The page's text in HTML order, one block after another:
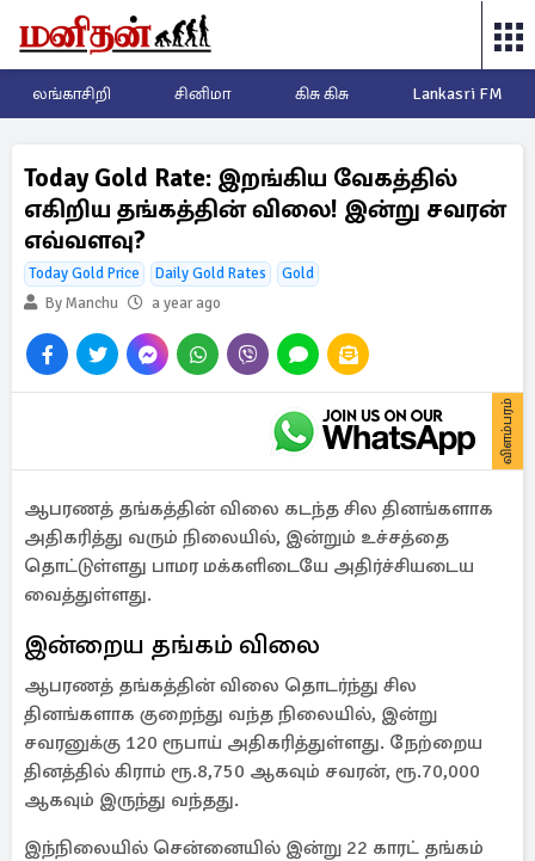
லங்காசிறி சினிமா கிசு கிசு Lankasri FM
Today Gold Rate: இறங்கிய வேகத்தில்
எகிறிய தங்கத்தின் விலை! இன்று சவரன்
எவ்வளவு?
Today Gold Price Daily Gold Rates
Gold
By Manchu
a year ago
விளம்பரம்
ஆபரணத் தங்கத்தின் விலை கடந்த சில தினங்களாக
அதிகரித்து வரும் நிலையில், இன்றும் உச்சத்தை
தொட்டுள்ளது பாமர மக்களிடையே அதிர்ச்சியடைய
வைத்துள்ளது.
இன்றைய தங்கம் விலை
ஆபரணத் தங்கத்தின் விலை தொடர்ந்து சில
தினங்களாக குறைந்து வந்த நிலையில், இன்று
சவரனுக்கு 120 ரூபாய் அதிகரித்துள்ளது. நேற்றைய
தினத்தில் கிராம் ரூ.8,750 ஆகவும் சவரன், ரூ.70,000
ஆகவும் இருந்து வந்தது.
இந்நிலையில் சென்னையில் இன்று 22 காரட் தங்கம்